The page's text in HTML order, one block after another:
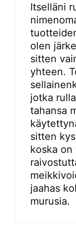
Itselläni
olen
sitten
yhteen.
jotka
tahansa
sitten
koska on
jaahas
murusia.